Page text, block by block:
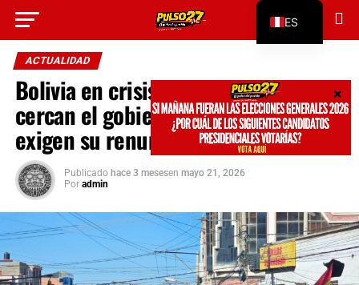
ACTUALIDAD
Bolivia en crisis: protestas masivas
cercan el gobierno de Rodrigo Paz y
exigen su renuncia
Publicado hace 3 mesesen mayo 21, 2026
Por admin
Go to mobile version
ES
EN